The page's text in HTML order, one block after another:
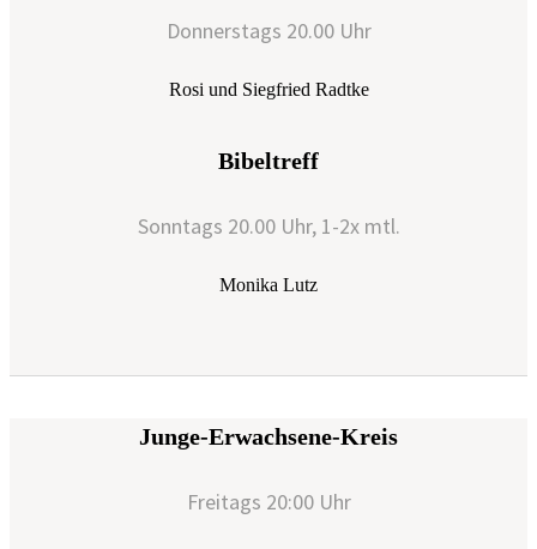
Donnerstags 20.00 Uhr
Rosi und Siegfried Radtke
Bibeltreff
Sonntags 20.00 Uhr, 1-2x mtl.
Monika Lutz
Junge-Erwachsene-Kreis
Freitags 20:00 Uhr